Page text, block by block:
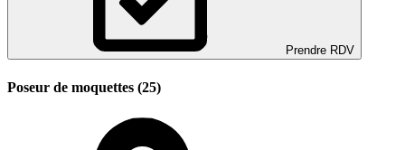
Prendre RDV
Poseur de moquettes (25)